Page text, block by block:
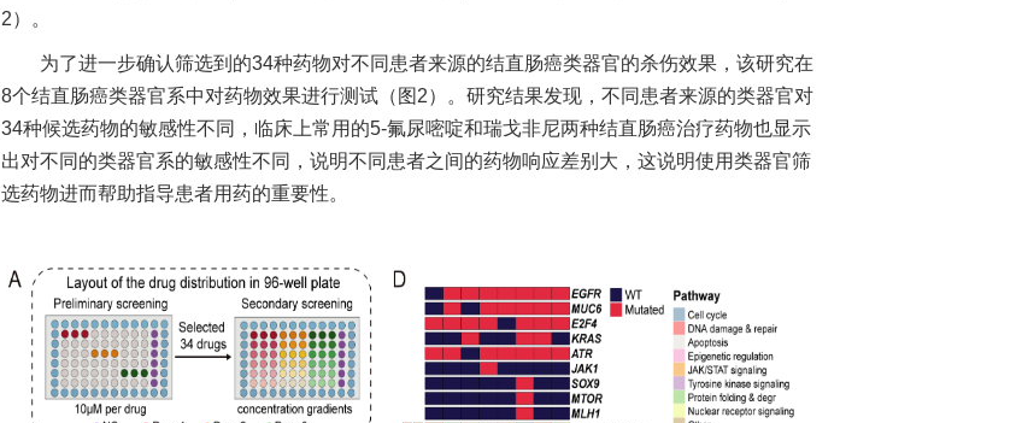
2）。
为了进一步确认筛选到的34种药物对不同患者来源的结直肠癌类器官的杀伤效果，该研究在
8个结直肠癌类器官系中对药物效果进行测试（图2）。研究结果发现，不同患者来源的类器官对
34种候选药物的敏感性不同，临床上常用的5-氟尿嘧啶和瑞戈非尼两种结直肠癌治疗药物也显示
出对不同的类器官系的敏感性不同，说明不同患者之间的药物响应差别大，这说明使用类器官筛
选药物进而帮助指导患者用药的重要性。